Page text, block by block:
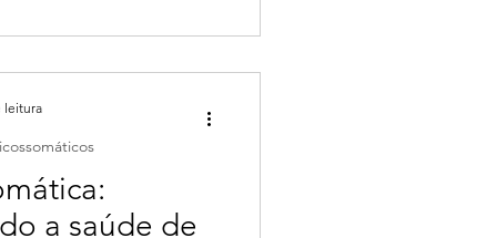
a saúde de
leitura